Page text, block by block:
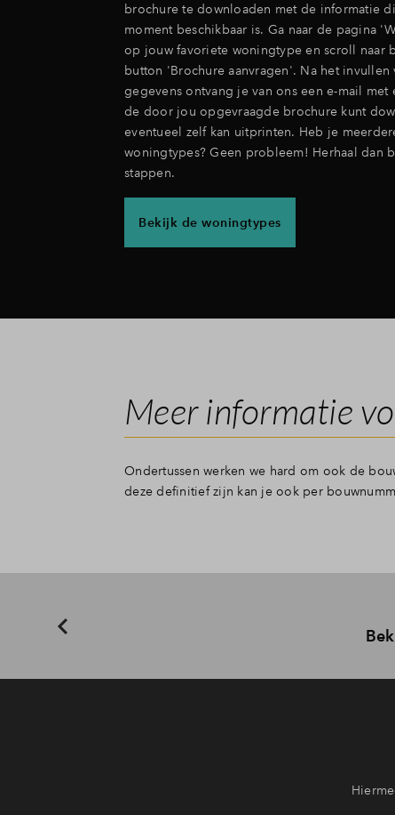
brochure te downloaden met de informatie
moment beschikbaar is. Ga naar de pagina
op jouw favoriete woningtype en scroll naar
button 'Brochure aanvragen'. Na het invullen
gegevens ontvang je van ons een e-mail met
de door jou opgevraagde brochure kunt
eventueel zelf kan uitprinten. Heb je
woningtypes? Geen probleem! Herhaal dan
stappen.
Bekijk de woningtypes
Meer informatie
Ondertussen werken we hard om ook de
deze definitief zijn kan je ook per